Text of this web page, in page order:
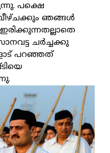
പക്ഷെ
ഞങ്ങള്‍
ചര്‍ച്ചക്കു
പറഞ്ഞത്